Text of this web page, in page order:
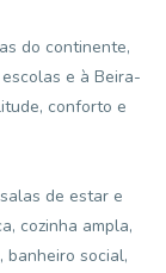
do continente,
e à Beira-
conforto e
de estar e
cozinha ampla,
banheiro social,